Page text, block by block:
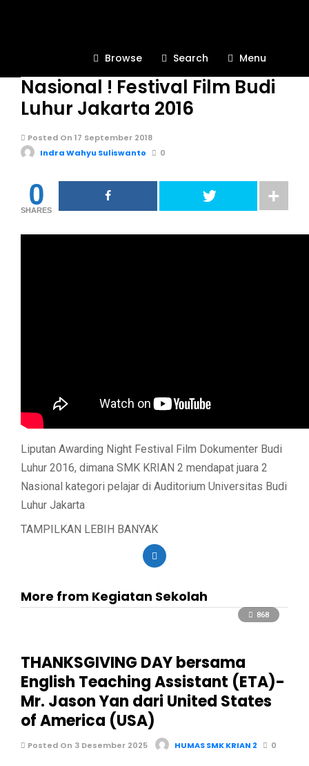
Browse Search Menu
SMK KRIAN 2 Juara 2
Nasional ! Festival Film Budi
Luhur Jakarta 2016
Posted On 17 September 2018
Indra Wahyu Suliswanto
0
0
SHARES
Liputan Awarding Night Festival Film Dokumenter Budi
Luhur 2016, dimana SMK KRIAN 2 mendapat juara 2
Nasional kategori pelajar di Auditorium Universitas Budi
Luhur Jakarta
TAMPILKAN LEBIH BANYAK
More from Kegiatan Sekolah
868
THANKSGIVING DAY bersama
English Teaching Assistant (ETA)-
Mr. Jason Yan dari United States
of America (USA)
Posted On 3 Desember 2025 HUMAS SMK KRIAN 2 0